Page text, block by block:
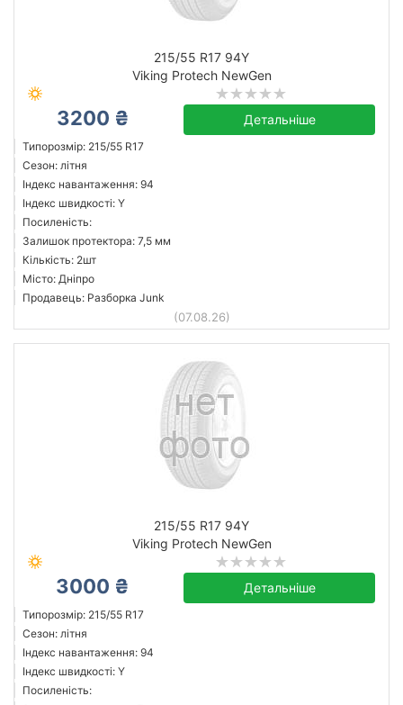
215/55 R17 94Y
Viking Protech NewGen
3200 ₴ Детальніше
Типорозмір: 215/55 R17
Сезон: літня
Індекс навантаження: 94
Індекс швидкості: Y
Посиленість:
Залишок протектора: 7,5 мм
Кількість: 2шт
Місто: Дніпро
Продавець: Разборка Junk
(07.08.26)
215/55 R17 94Y
Viking Protech NewGen
3000 ₴ Детальніше
Типорозмір: 215/55 R17
Сезон: літня
Індекс навантаження: 94
Індекс швидкості: Y
Посиленість: